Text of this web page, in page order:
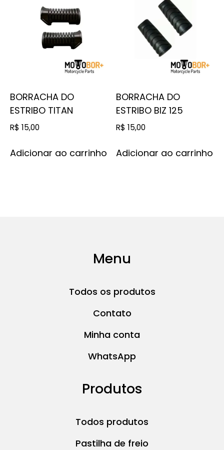
BORRACHA DO
ESTRIBO TITAN
R$ 15,00
Adicionar ao carrinho
BORRACHA DO
ESTRIBO BIZ 125
R$ 15,00
Adicionar ao carrinho
Menu
Todos os produtos
Contato
Minha conta
WhatsApp
Produtos
Todos produtos
Pastilha de freio